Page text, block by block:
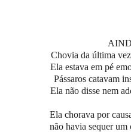
Chovia da última
Ela estava em pé
Pássaros catavam
Ela não disse nem
Ela chorava por
não havia sequer